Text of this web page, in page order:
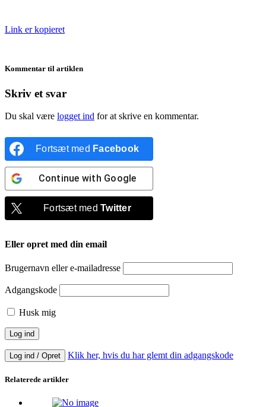
Link er kopieret
Kommentar til artiklen
Skriv et svar
Du skal være logget ind for at skrive en kommentar.
Fortsæt med Facebook
Continue with Google
Fortsæt medTwitter
Eller opret med din email
Brugernavn eller e-mailadresse
Adgangskode
Husk mig
Log ind / Opret Klik her, hvis du har glemt din adgangskode
Relaterede artikler